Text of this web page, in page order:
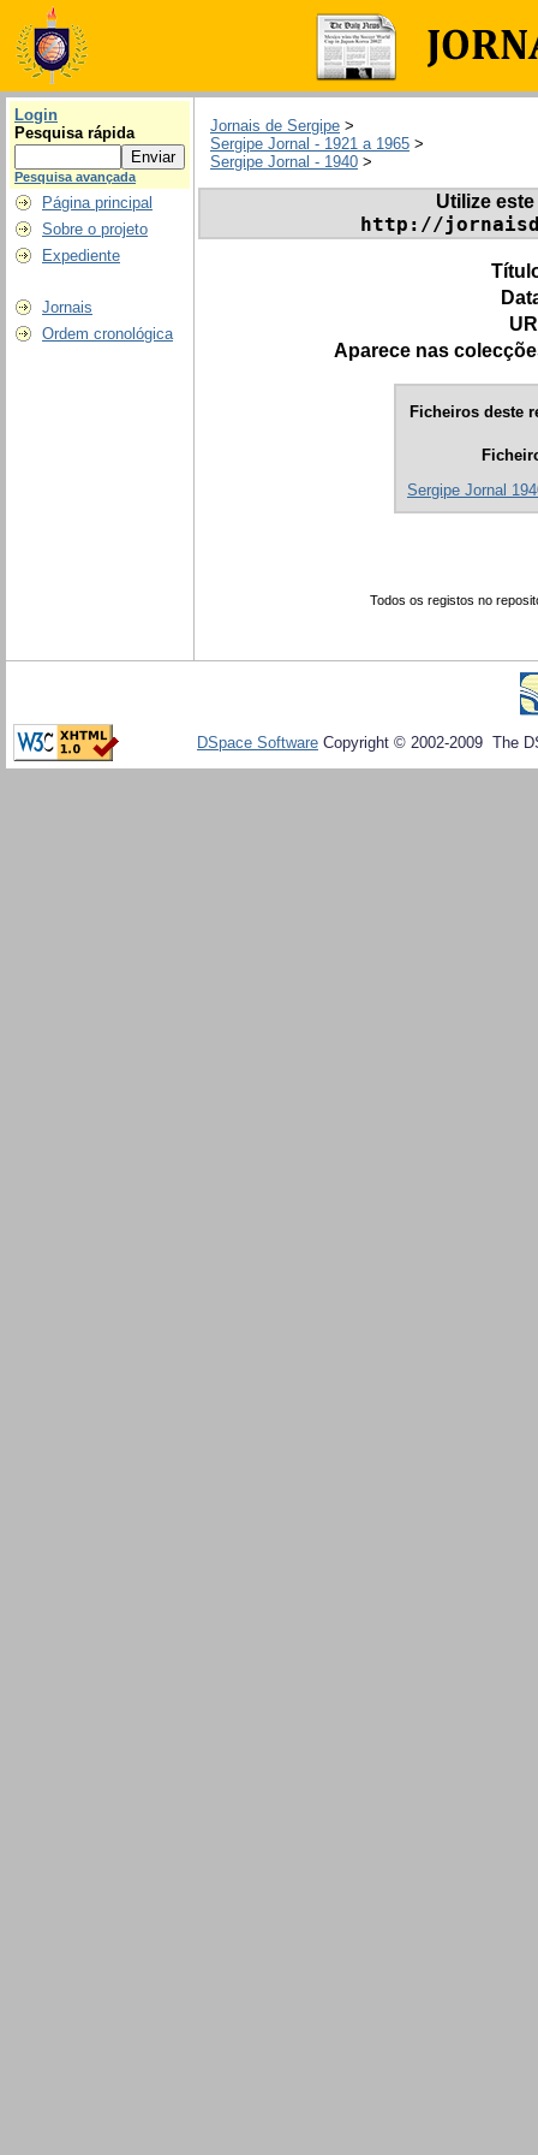
Login
Pesquisa rápida
Pesquisa avançada
Página principal
Sobre o projeto
Expediente
Jornais
Ordem cronológica
Jornais de Sergipe >
Sergipe Jornal - 1921 a 1965 >
Sergipe Jornal - 1940 >
Utilize
http://
Aparece nas
Ficheiros deste
Sergipe Jornal
Todos os registos no
DSpace Software Copyright © 2002-2009 The